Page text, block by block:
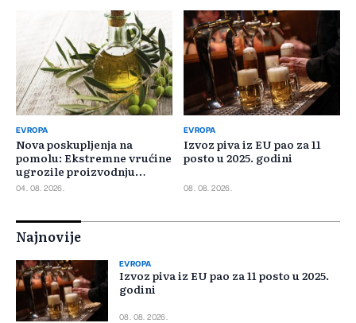
EVROPA
Nova poskupljenja na
pomolu: Ekstremne vrućine
ugrozile proizvodnju
maslinovog ulja
04. 08. 2026.
EVROPA
Izvoz piva iz EU pao za 11
posto u 2025. godini
08. 08. 2026.
Najnovije
EVROPA
Izvoz piva iz EU pao za 11 posto u 2025.
godini
08. 08. 2026.